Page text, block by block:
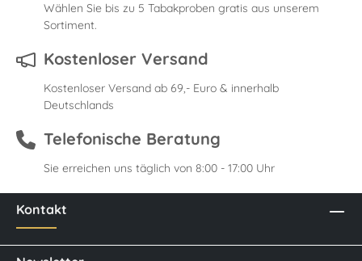
Wählen Sie bis zu 5 Tabakproben gratis aus unserem
Sortiment.
Kostenloser Versand
Kostenloser Versand ab 69,- Euro & innerhalb
Deutschlands
Telefonische Beratung
Sie erreichen uns täglich von 8:00 - 17:00 Uhr
Kontakt